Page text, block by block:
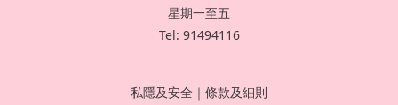
星期一至五
Tel: 91494116
私隱及安全 ｜ 條款及細則